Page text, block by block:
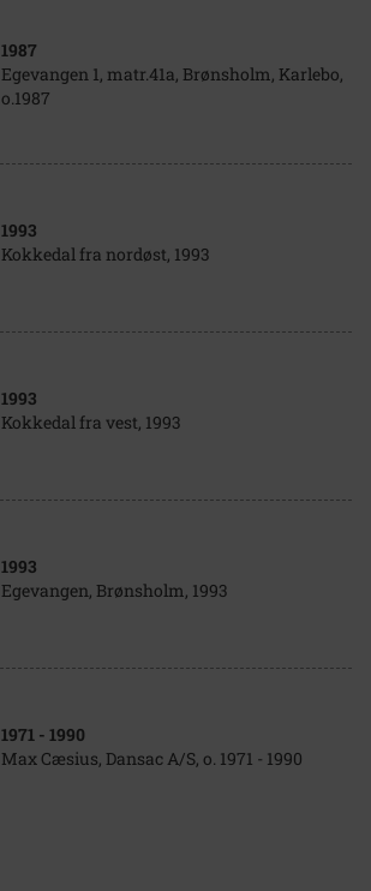
1987
Egevangen 1, matr.41a, Brønsholm, Karlebo,
o.1987
1993
Kokkedal fra nordøst, 1993
1993
Kokkedal fra vest, 1993
1993
Egevangen, Brønsholm, 1993
1971 - 1990
Max Cæsius, Dansac A/S, o. 1971 - 1990